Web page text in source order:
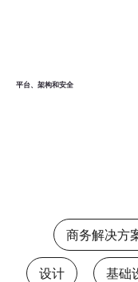
平台、架构和安全
商务解决方
设计 基础